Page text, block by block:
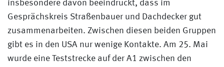
insbesondere davon beeindruckt, dass im
Gesprächskreis Straßenbauer und Dachdecker gut
zusammenarbeiten. Zwischen diesen beiden Gruppen
gibt es in den USA nur wenige Kontakte. Am 25. Mai
wurde eine Teststrecke auf der A1 zwischen den